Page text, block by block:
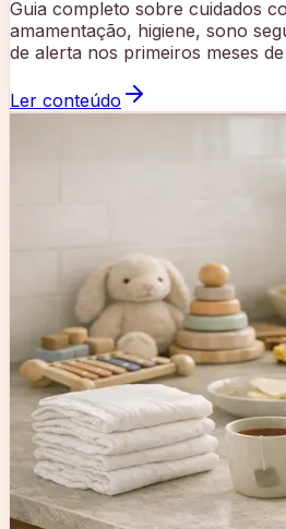
Guia completo sobre cuidados
amamentação, higiene, sono
de alerta nos primeiros meses de
Ler conteúdo